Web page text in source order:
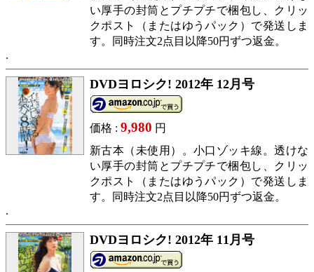
い厚手の封筒とプチプチで梱包し、クリッ
クポスト（またはゆうパック）で発送しま
す。同時注文2点目以降50円ずつ返金。
DVDヨロシク! 2012年 12月号
価格 : 9,980 円
新古本（未使用）。小口ゾッキ線。透けな
い厚手の封筒とプチプチで梱包し、クリッ
クポスト（またはゆうパック）で発送しま
す。同時注文2点目以降50円ずつ返金。
DVDヨロシク! 2012年 11月号